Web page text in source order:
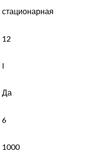
стационарная
12
I
Да
6
1000